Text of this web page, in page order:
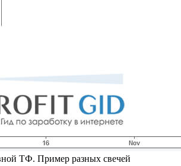
ТФ. Пример разных свечей